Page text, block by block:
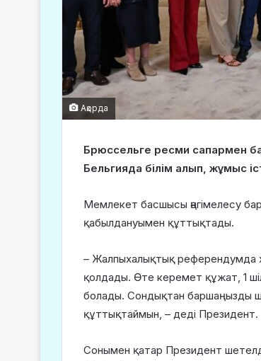
Ақорда
Брюссельге ресми сапармен
Бельгияда білім алып, жұмыс
Мемлекет басшысы әңгімелесу
қабылдануымен құттықтады.
– Жалпыхалықтық референдумда
қолдады. Өте керемет құжат, 1
болады. Сондықтан баршаңызды
құттықтаймын, – деді Президент.
Сонымен қатар Президент